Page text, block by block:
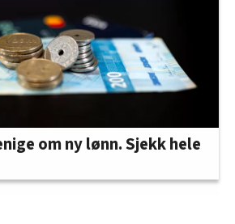
om ny lønn. Sjekk hele